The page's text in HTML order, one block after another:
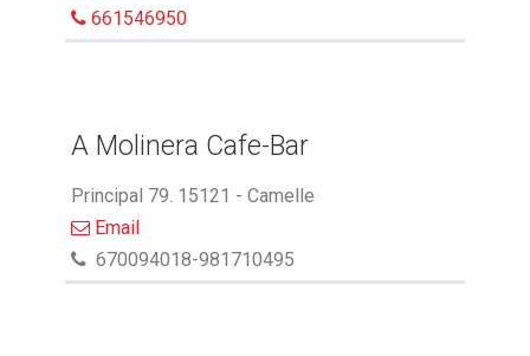
661546950
A Molinera Cafe-Bar
Principal 79. 15121 - Camelle
Email
670094018-981710495